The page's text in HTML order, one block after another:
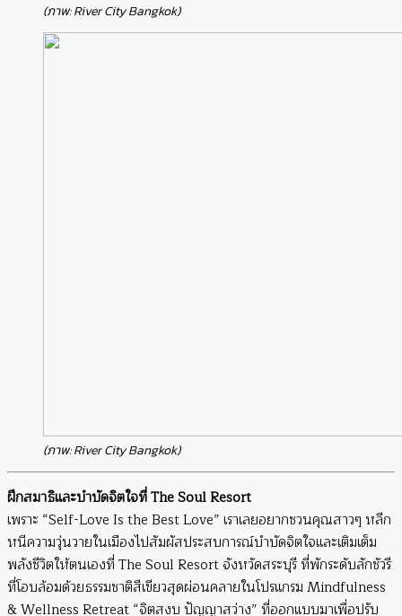
(ภาพ: River City Bangkok)
(ภาพ: River City Bangkok)
ฝึกสมาธิและบำบัดจิตใจที่ The Soul Resort
เพราะ “Self-Love Is the Best Love” เราเลยอยากชวนคุณสาวๆ หลีก
หนีความวุ่นวายในเมืองไปสัมผัสประสบการณ์บำบัดจิตใจและเติมเต็ม
พลังชีวิตให้ตนเองที่ The Soul Resort จังหวัดสระบุรี ที่พักระดับลักชัวรี
ที่โอบล้อมด้วยธรรมชาติสีเขียวสุดผ่อนคลายในโปรแกรม Mindfulness
& Wellness Retreat “จิตสงบ ปัญญาสว่าง” ที่ออกแบบมาเพื่อปรับ